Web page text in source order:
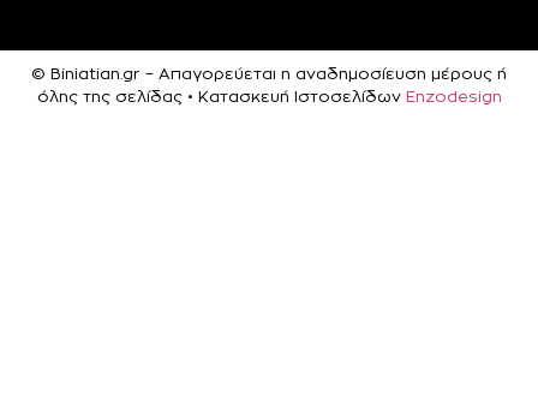
© Biniatian.gr – Απαγορεύεται η αναδημοσίευση μέρους ή
όλης της σελίδας • Κατασκευή Ιστοσελίδων Enzodesign